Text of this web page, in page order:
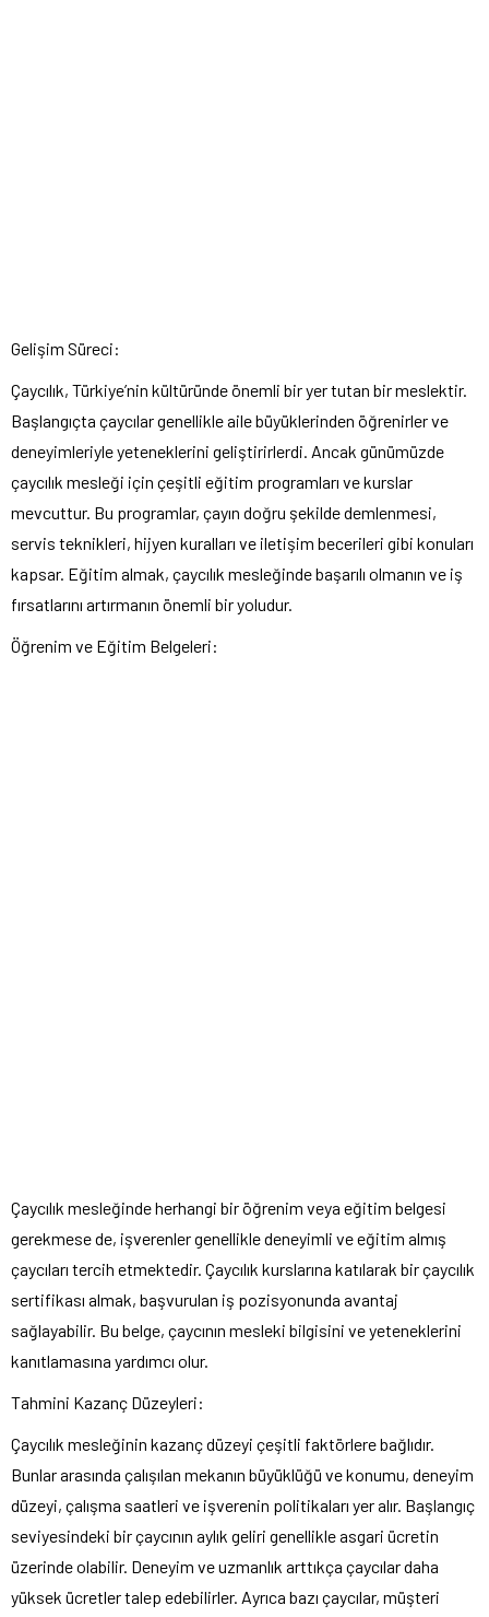
Gelişim Süreci:
Çaycılık, Türkiye’nin kültüründe önemli bir yer tutan bir meslektir.
Başlangıçta çaycılar genellikle aile büyüklerinden öğrenirler ve
deneyimleriyle yeteneklerini geliştirirlerdi. Ancak günümüzde
çaycılık mesleği için çeşitli eğitim programları ve kurslar
mevcuttur. Bu programlar, çayın doğru şekilde demlenmesi,
servis teknikleri, hijyen kuralları ve iletişim becerileri gibi konuları
kapsar. Eğitim almak, çaycılık mesleğinde başarılı olmanın ve iş
fırsatlarını artırmanın önemli bir yoludur.
Öğrenim ve Eğitim Belgeleri:
Çaycılık mesleğinde herhangi bir öğrenim veya eğitim belgesi
gerekmese de, işverenler genellikle deneyimli ve eğitim almış
çaycıları tercih etmektedir. Çaycılık kurslarına katılarak bir çaycılık
sertifikası almak, başvurulan iş pozisyonunda avantaj
sağlayabilir. Bu belge, çaycının mesleki bilgisini ve yeteneklerini
kanıtlamasına yardımcı olur.
Tahmini Kazanç Düzeyleri:
Çaycılık mesleğinin kazanç düzeyi çeşitli faktörlere bağlıdır.
Bunlar arasında çalışılan mekanın büyüklüğü ve konumu, deneyim
düzeyi, çalışma saatleri ve işverenin politikaları yer alır. Başlangıç
seviyesindeki bir çaycının aylık geliri genellikle asgari ücretin
üzerinde olabilir. Deneyim ve uzmanlık arttıkça çaycılar daha
yüksek ücretler talep edebilirler. Ayrıca bazı çaycılar, müşteri